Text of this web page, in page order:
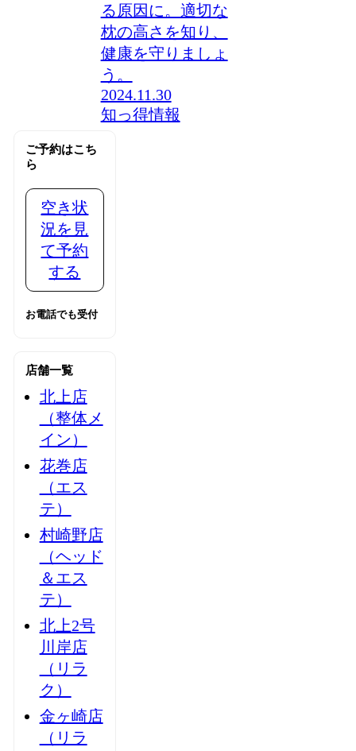
る原因に。適切な
枕の高さを知り、
健康を守りましょ
う。
2024.11.30
知っ得情報
ご予約はこち
ら
空き状
況を見
て予約
する
お電話でも受付
店舗一覧
北上店
（整体メ
イン）
花巻店
（エス
テ）
村崎野店
（ヘッド
＆エス
テ）
北上2号
川岸店
（リラ
ク）
金ヶ崎店
（リラ